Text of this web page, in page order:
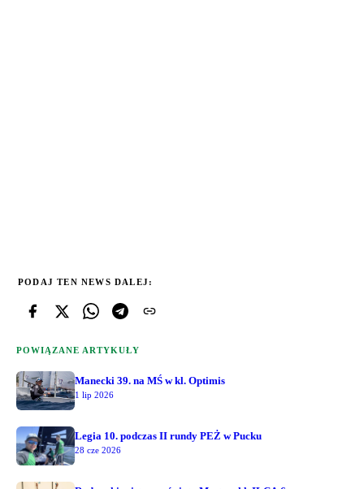
PODAJ TEN NEWS DALEJ:
POWIĄZANE ARTYKUŁY
Manecki 39. na MŚ w kl. Optimis
1 lip 2026
Legia 10. podczas II rundy PEŻ w Pucku
28 cze 2026